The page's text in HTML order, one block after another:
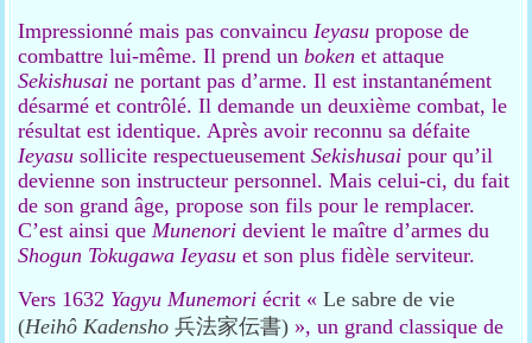
Impressionné mais pas convaincuIeyasu propose de
combattre lui-même. Il prend unboken et attaque
Sekishusai ne portant pas d’arme. Il est instantanément
désarmé et contrôlé. Il demande un deuxième combat, le
résultat est identique. Après avoir reconnu sa défaite
Ieyasu sollicite respectueusementSekishusai pour qu’il
devienne son instructeur personnel. Mais celui-ci, du fait
de son grand âge, propose son fils pour le remplacer.
C’est ainsi queMunenori devient le maître d’armes du
Shogun Tokugawa Ieyasu et son plus fidèle serviteur.
Vers 1632 Yagyu Munemori écrit « Le sabre de vie
(Heihô Kadensho 兵法家伝書) », un grand classique de